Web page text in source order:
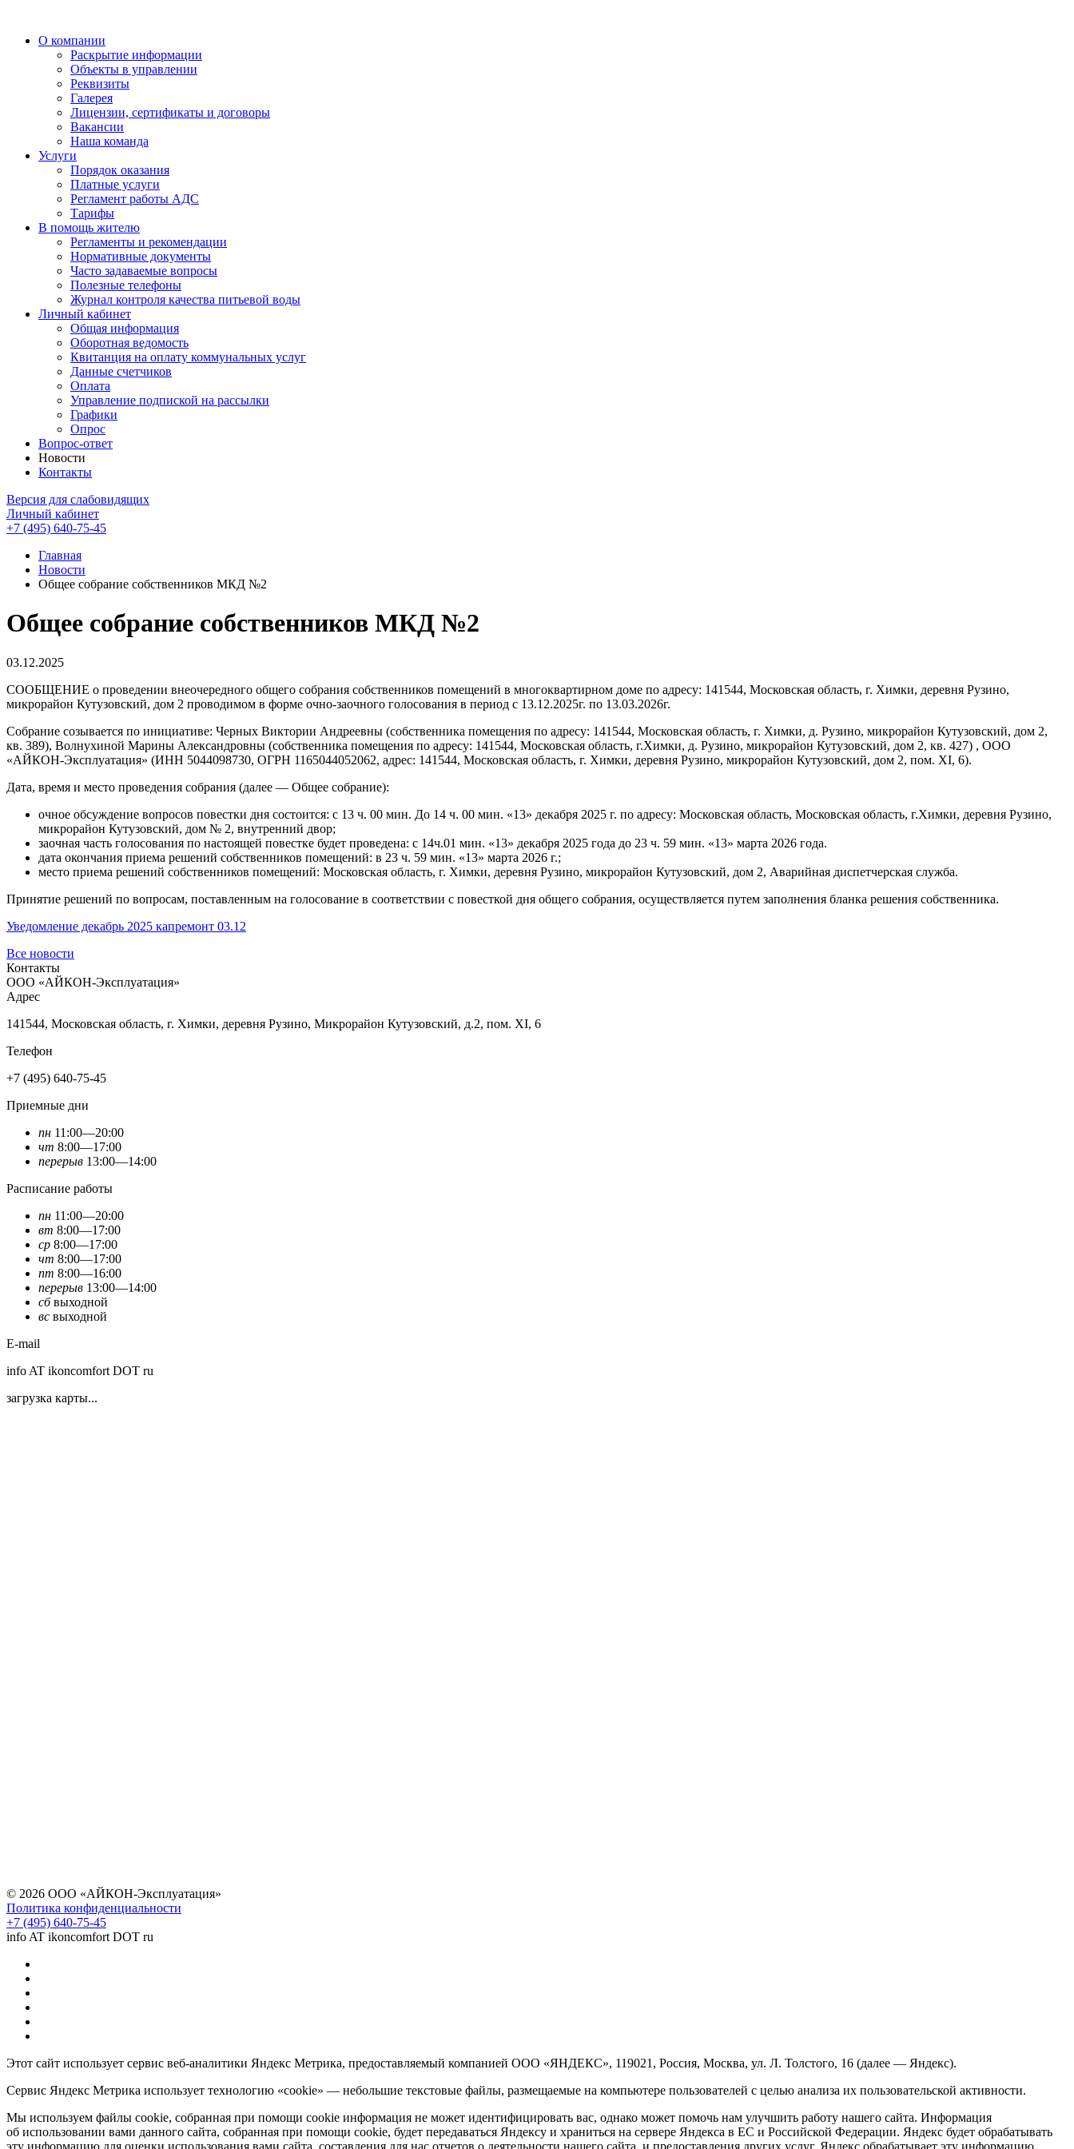
О компании
Раскрытие информации
Объекты в управлении
Реквизиты
Галерея
Лицензии, сертификаты и договоры
Вакансии
Наша команда
Услуги
Порядок оказания
Платные услуги
Регламент работы АДС
Тарифы
В помощь жителю
Регламенты и рекомендации
Нормативные документы
Часто задаваемые вопросы
Полезные телефоны
Журнал контроля качества питьевой воды
Личный кабинет
Общая информация
Оборотная ведомость
Квитанция на оплату коммунальных услуг
Данные счетчиков
Оплата
Управление подпиской на рассылки
Графики
Опрос
Вопрос-ответ
Новости
Контакты
Версия для слабовидящих
Личный кабинет
+7 (495) 640-75-45
Главная
Новости
Общее собрание собственников МКД №2
Общее собрание собственников МКД №2
03.12.2025
СООБЩЕНИЕ о проведении внеочередного общего собрания собственников помещений в многоквартирном доме по адресу: 141544, Московская область, г. Химки, деревня Рузино,
микрорайон Кутузовский, дом 2 проводимом в форме очно-заочного голосования в период с 13.12.2025г. по 13.03.2026г.
Собрание созывается по инициативе: Черных Виктории Андреевны (собственника помещения по адресу: 141544, Московская область, г. Химки, д. Рузино, микрорайон Кутузовский, дом 2,
кв. 389), Волнухиной Марины Александровны (собственника помещения по адресу: 141544, Московская область, г.Химки, д. Рузино, микрорайон Кутузовский, дом 2, кв. 427) , ООО
«АЙКОН-Эксплуатация» (ИНН 5044098730, ОГРН 1165044052062, адрес: 141544, Московская область, г. Химки, деревня Рузино, микрорайон Кутузовский, дом 2, пом. XI, 6).
Дата, время и место проведения собрания (далее — Общее собрание):
очное обсуждение вопросов повестки дня состоится: с 13 ч. 00 мин. До 14 ч. 00 мин. «13» декабря 2025 г. по адресу: Московская область, Московская область, г.Химки, деревня Рузино,
микрорайон Кутузовский, дом № 2, внутренний двор;
заочная часть голосования по настоящей повестке будет проведена: с 14ч.01 мин. «13» декабря 2025 года до 23 ч. 59 мин. «13» марта 2026 года.
дата окончания приема решений собственников помещений: в 23 ч. 59 мин. «13» марта 2026 г.;
место приема решений собственников помещений: Московская область, г. Химки, деревня Рузино, микрорайон Кутузовский, дом 2, Аварийная диспетчерская служба.
Принятие решений по вопросам, поставленным на голосование в соответствии с повесткой дня общего собрания, осуществляется путем заполнения бланка решения собственника.
Уведомление декабрь 2025 капремонт 03.12
Все новости
Контакты
ООО «АЙКОН-Эксплуатация»
Адрес
141544, Московская область, г. Химки, деревня Рузино, Микрорайон Кутузовский, д.2, пом. XI, 6
Телефон
+7 (495) 640-75-45
Приемные дни
пн 11:00—20:00
чт 8:00—17:00
перерыв 13:00—14:00
Расписание работы
пн 11:00—20:00
вт 8:00—17:00
ср 8:00—17:00
чт 8:00—17:00
пт 8:00—16:00
перерыв 13:00—14:00
сбвыходной
вс выходной
E-mail
info AT ikoncomfort DOT ru
загрузка карты...
© 2026 ООО «АЙКОН-Эксплуатация»
Политика конфиденциальности
+7 (495) 640-75-45
info AT ikoncomfort DOT ru
Этот сайт использует сервис веб-аналитики Яндекс Метрика, предоставляемый компанией ООО «ЯНДЕКС», 119021, Россия, Москва, ул. Л. Толстого, 16 (далее — Яндекс).
Сервис Яндекс Метрика использует технологию «cookie» — небольшие текстовые файлы, размещаемые на компьютере пользователей с целью анализа их пользовательской активности.
Мы используем файлы cookie, собранная при помощи cookie информация не может идентифицировать вас, однако может помочь нам улучшить работу нашего сайта. Информация
об использовании вами данного сайта, собранная при помощи cookie, будет передаваться Яндексу и храниться на сервере Яндекса в ЕС и Российской Федерации. Яндекс будет обрабатывать
эту информацию для оценки использования вами сайта, составления для нас отчетов о деятельности нашего сайта, и предоставления других услуг. Яндекс обрабатывает эту информацию